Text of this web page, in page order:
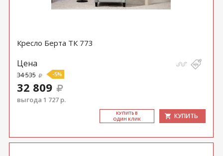
Кресло Берта ТК 773
Цена
34 535 -5%
32 809
выгода 1 727 р.
КУ­ПИТЬ В
ОДИН КЛИК
КУПИТЬ